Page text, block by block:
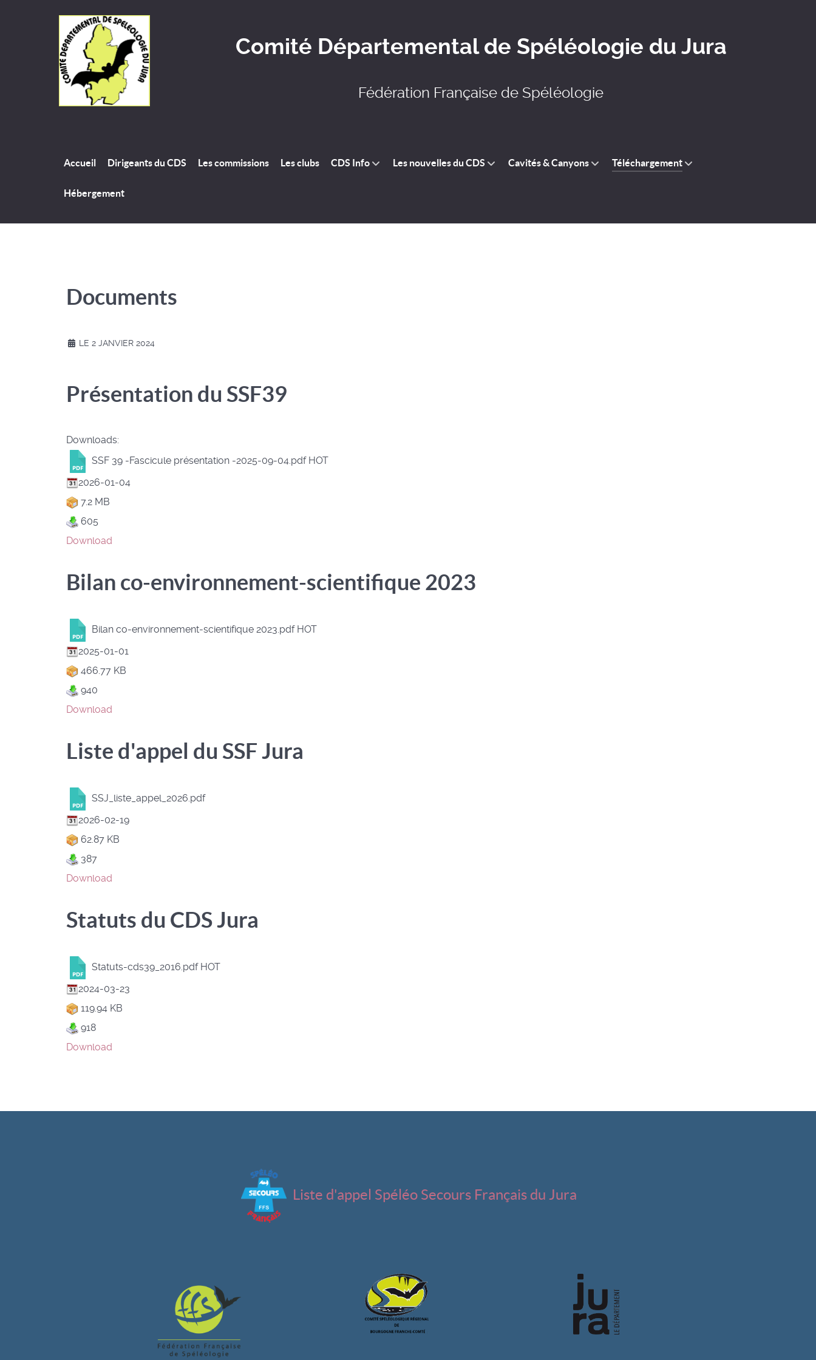
Comité Départemental de Spéléologie du Jura
Fédération Française de Spéléologie
Accueil Dirigeants du CDS Les commissions Les clubs CDS Info Les nouvelles du CDS Cavités & Canyons Téléchargement
Hébergement
Documents
LE 2 JANVIER 2024
Présentation du SSF39
Downloads:
SSF 39 -Fascicule présentation -2025-09-04.pdf HOT
2026-01-04
7.2 MB
605
Download
Bilan co-environnement-scientifique 2023
Bilan co-environnement-scientifique 2023.pdf HOT
2025-01-01
466.77 KB
940
Download
Liste d'appel du SSF Jura
SSJ_liste_appel_2026.pdf
2026-02-19
62.87 KB
387
Download
Statuts du CDS Jura
Statuts-cds39_2016.pdf HOT
2024-03-23
119.94 KB
918
Download
Liste d'appel Spéléo Secours Français du Jura